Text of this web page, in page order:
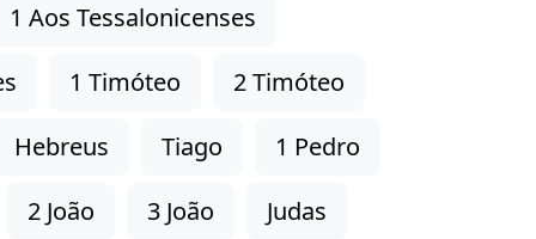
1 Aos Tessalonicenses
1 Timóteo
2 Timóteo
Hebreus Tiago
1 Pedro
2 João 3 João
Judas